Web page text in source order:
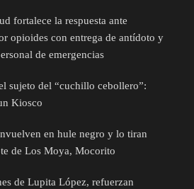
fortalece la respuesta ante
opioides con entrega de antídoto y
de emergencias
sujeto del “cuchillo cebollero”:
Kiosco
en hule negro y lo tiran
de Los Moya, Mocorito
de Lupita López, refuerzan